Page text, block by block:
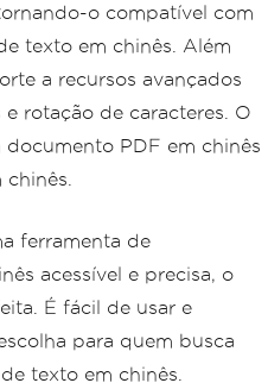
o compatível com
texto em chinês. Além
a recursos avançados
rotação de caracteres. O
PDF em chinês
ferramenta de
acessível e precisa, o
É fácil de usar e
para quem busca
texto em chinês.